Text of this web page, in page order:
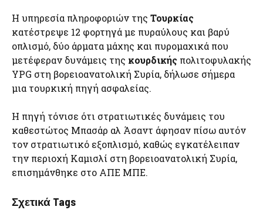
Η υπηρεσία πληροφοριών της Τουρκίας
κατέστρεψε 12 φορτηγά με πυραύλους και βαρύ
οπλισμό, δύο άρματα μάχης και πυρομαχικά που
μετέφεραν δυνάμεις της κουρδικής πολιτοφυλακής
YPG στη βορειοανατολική Συρία, δήλωσε σήμερα
μια τουρκική πηγή ασφαλείας.
Η πηγή τόνισε ότι στρατιωτικές δυνάμεις του
καθεστώτος Μπασάρ αλ Άσαντ άφησαν πίσω αυτόν
τον στρατιωτικό εξοπλισμό, καθώς εγκατέλειπαν
την περιοχή Καμισλί στη βορειοανατολική Συρία,
επισημάνθηκε στο ΑΠΕ ΜΠΕ.
Σχετικά Tags